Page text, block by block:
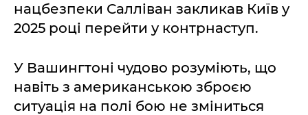
нацбезпеки Салліван закликав Київ у
2025 році перейти у контрнаступ.
У Вашингтоні чудово розуміють, що
навіть з американською зброєю
ситуація на полі бою не зміниться